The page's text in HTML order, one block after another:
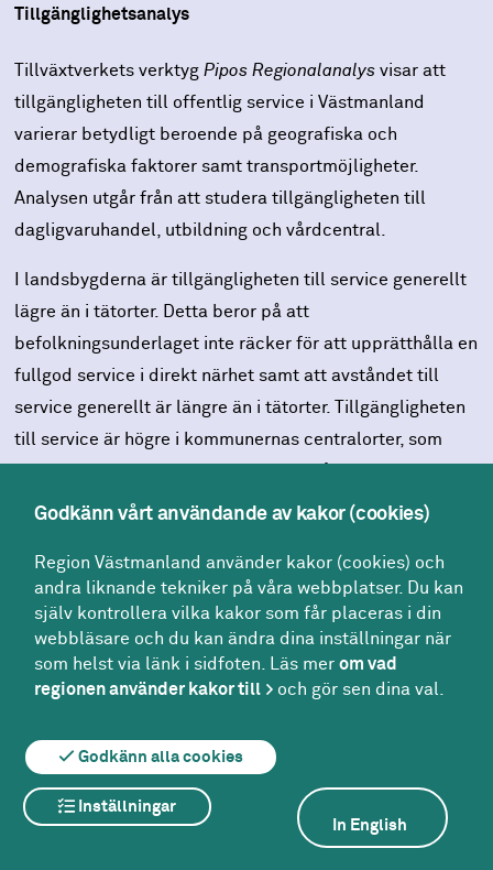
Tillgänglighetsanalys
Tillväxtverkets verktyg Pipos Regionalanalysvisar att
tillgängligheten till offentlig service i Västmanland
varierar betydligt beroende på geografiska och
demografiska faktorer samt transportmöjligheter.
Analysen utgår från att studera tillgängligheten till
dagligvaruhandel, utbildning och vårdcentral.
I landsbygderna är tillgängligheten till service generellt
lägre än i tätorter. Detta beror på att
befolkningsunderlaget inte räcker för att upprätthålla en
fullgod service i direkt närhet samt att avståndet till
service generellt är längre än i tätorter. Tillgängligheten
till service är högre i kommunernas centralorter, som
kommunen som helhet. Centralorterna har också i många
kollektivtrafik och kommunikationsnätverk. Dessutom
fungerar centralorter ofta som knutpunkter för
kollektivtrafik.
Samtidigt finns det skillnader mellan tätorter och inom
tillgänglighet är en kommun med både tätorter och stor
andel landsbygd. På kommunnivå kan tillgängligheten
till service ligga under snittet för länet, vilket kan
härledas till kommunens stora yta och de utmaningar
Godkänn vårt användande av kakor (cookies)
Region Västmanland använder kakor (cookies) och
andra liknande tekniker på våra webbplatser. Du kan
själv kontrollera vilka kakor som får placeras i din
webbläsare och du kan ändra dina inställningar när
som helst via länk i sidfoten. Läs merom vad
regionen använder kakor till
och gör sen dina val.
Godkänn alla cookies
Inställningar
In English